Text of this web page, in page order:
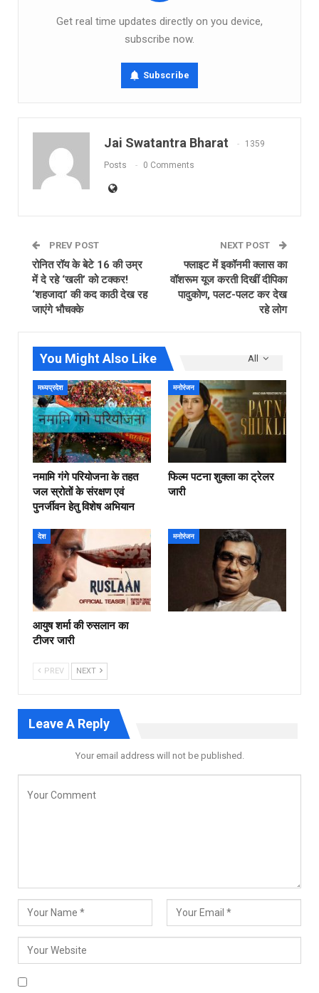
Get real time updates directly on you device,
subscribe now.
Subscribe
Jai Swatantra Bharat 1359
Posts 0 Comments
PREV POST
रोनित रॉय के बेटे 16 की उम्र
में दे रहे ‘खली’ को टक्कर!
‘शहजादा’ की कद काठी देख रह
जाएंगे भौचक्के
NEXT POST
फ्लाइट में इकॉनमी क्लास का
वॉशरूम यूज करती दिखीं दीपिका
पादुकोण, पलट-पलट कर देख
रहे लोग
All
You Might Also Like
मध्यप्रदेश
नमामि गंगे परियोजना के तहत
जल स्रोतों के संरक्षण एवं
पुनर्जीवन हेतु विशेष अभियान
मनोरंजन
फिल्‍म पटना शुक्ला का ट्रेलर
जारी
देश
आयुष शर्मा की रुसलान का
टीजर जारी
मनोरंजन
PREV NEXT
Leave A Reply
Your email address will not be published.